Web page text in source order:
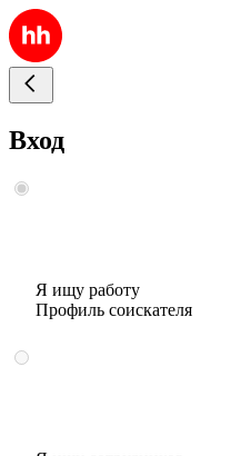
Вход
Я ищу работу
Профиль соискателя